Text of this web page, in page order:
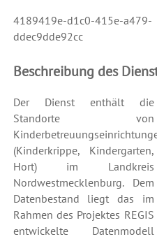
4189419e-d1c0-415e-a479-
ddec9dde92cc
Beschreibung des
Der Dienst enthält die
Standorte von
(Kinderkrippe, Kindergarten,
Hort) im Landkreis
Nordwestmecklenburg. Dem
Datenbestand liegt das im
Rahmen des Projektes REGIS
entwickelte Datenmodell